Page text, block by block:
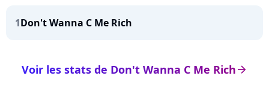
1Don't Wanna C Me Rich
arrow_right
Voir les stats de Don't Wanna C Me Rich